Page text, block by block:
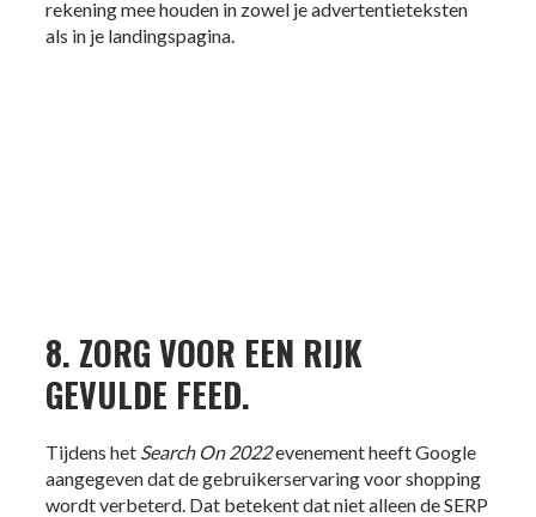
rekening mee houden in zowel je advertentieteksten
als in je landingspagina.
8. ZORG VOOR EEN RIJK
GEVULDE FEED.
Tijdens het Search On 2022evenement heeft Google
aangegeven dat de gebruikerservaring voor shopping
wordt verbeterd. Dat betekent dat niet alleen de SERP